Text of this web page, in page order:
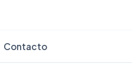
Contacto